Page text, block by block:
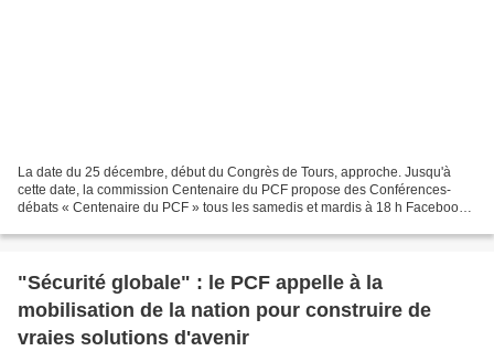
La date du 25 décembre, début du Congrès de Tours, approche. Jusqu'à
cette date, la commission Centenaire du PCF propose des Conférences-
débats « Centenaire du PCF » tous les samedis et mardis à 18 h Facebook
"Sécurité globale" : le PCF appelle à la
mobilisation de la nation pour construire de
vraies solutions d'avenir